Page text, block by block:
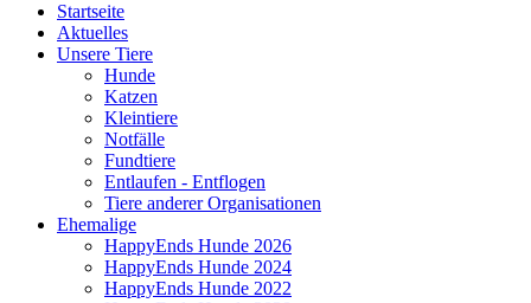
Startseite
Aktuelles
Unsere Tiere
Hunde
Katzen
Kleintiere
Notfälle
Fundtiere
Entlaufen - Entflogen
Tiere anderer Organisationen
Ehemalige
HappyEnds Hunde 2026
HappyEnds Hunde 2024
HappyEnds Hunde 2022